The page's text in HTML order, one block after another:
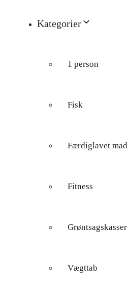
Kategorier
1 person
Fisk
Færdiglavet mad
Fitness
Grøntsagskasser
Vægttab